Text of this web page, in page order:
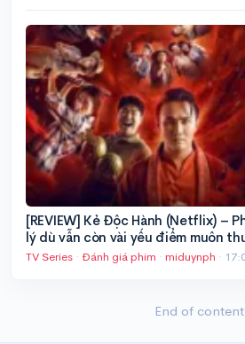
[REVIEW] Kẻ Độc Hành (Netflix) –
lý dù vẫn còn vài yếu điểm muôn
TV Series · Đánh giá phim · miduynph ·
End of content